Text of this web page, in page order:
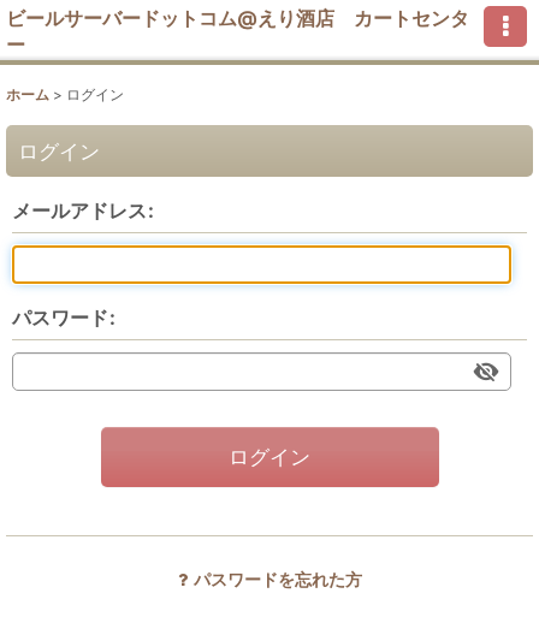
ビールサーバードットコム@えり酒店 カートセンタ
ー
ホーム > ログイン
ログイン
メールアドレス:
パスワード:
ログイン
パスワードを忘れた方